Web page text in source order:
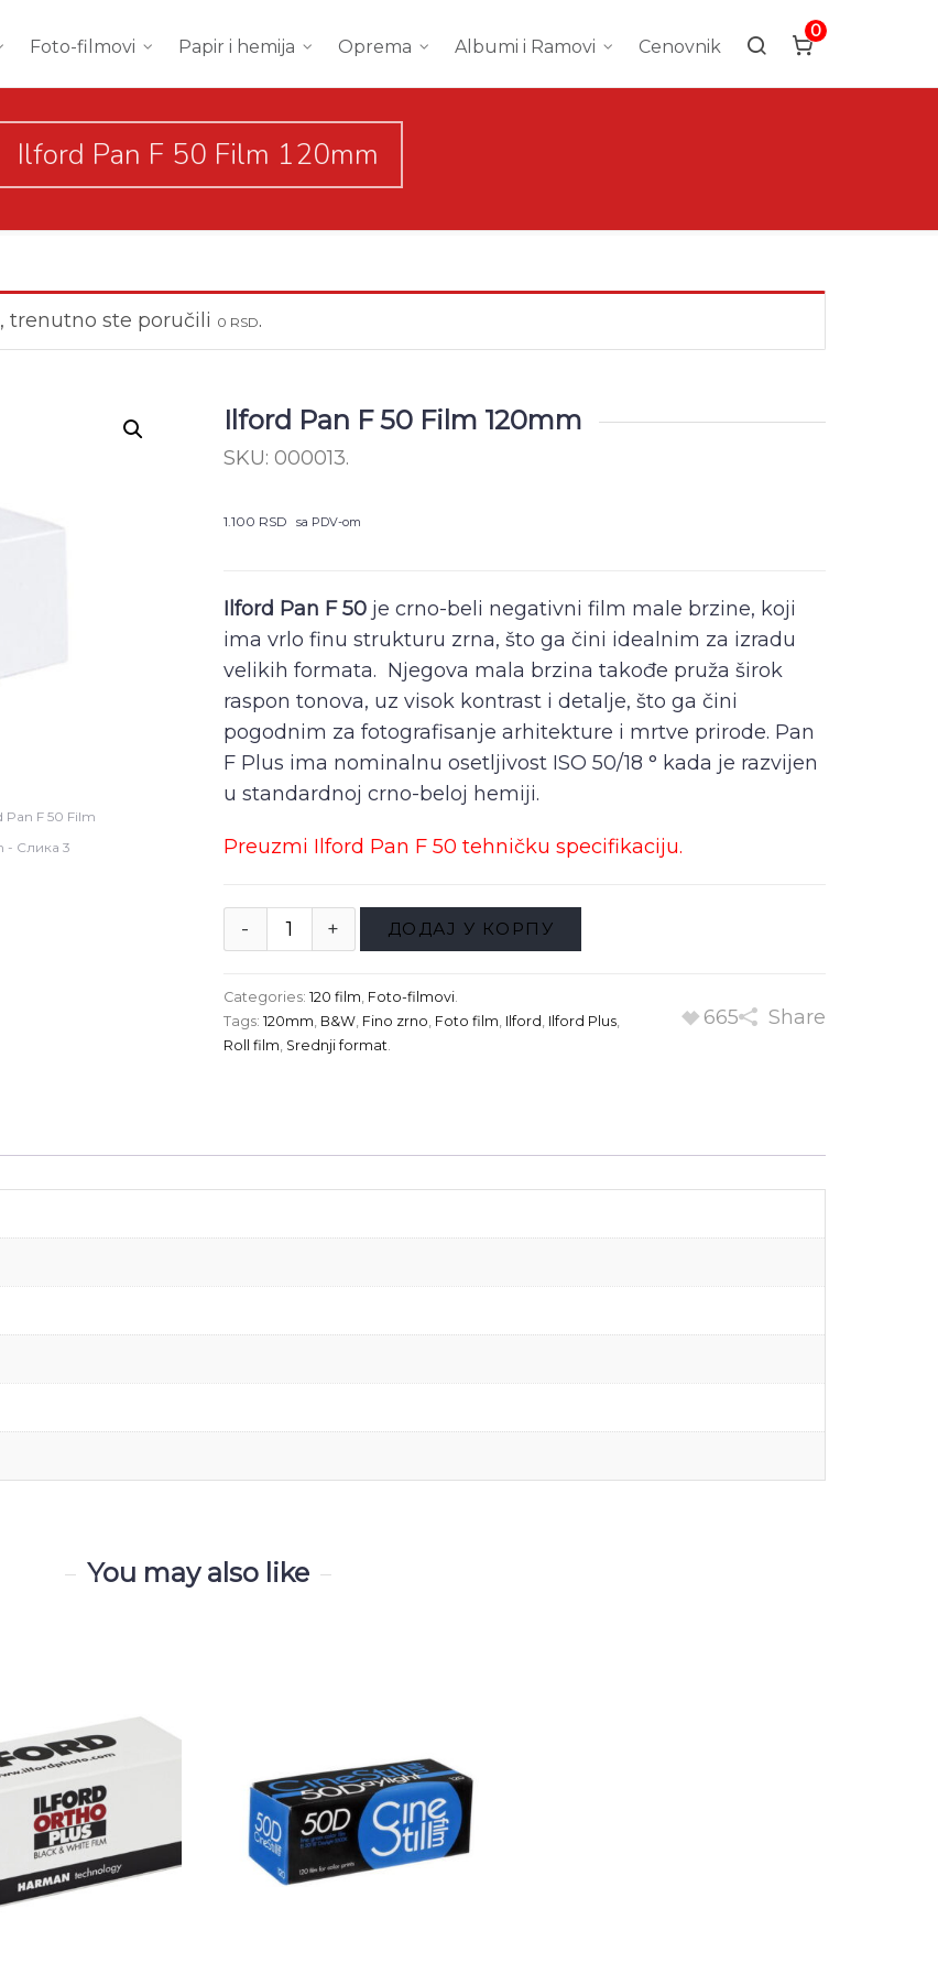
Foto-filmovi Papir i hemija Oprema Albumi i Ramovi Cenovnik
0
Ilford Pan F 50 Film 120mm
, trenutno ste poručili 0 RSD.
Ilford Pan F 50 Film 120mm
SKU: 000013.
1.100 RSD sa PDV-om
Ilford Pan F 50je crno-beli negativni film male brzine, koji
ima vrlo finu strukturu zrna, što ga čini idealnim za izradu
velikih formata. Njegova mala brzina takođe pruža širok
raspon tonova, uz visok kontrast i detalje, što ga čini
pogodnim za fotografisanje arhitekture i mrtve prirode. Pan
F Plus ima nominalnu osetljivost ISO 50/18 ° kada je razvijen
u standardnoj crno-beloj hemiji.
Preuzmi Ilford Pan F 50 tehničku specifikaciju.
ДОДАЈ У КОРПУ
Categories: 120 film, Foto-filmovi.
Tags: 120mm, B&W, Fino zrno, Foto film, Ilford , Ilford Plus,
Roll film, Srednji format.
665 Share
You may also like